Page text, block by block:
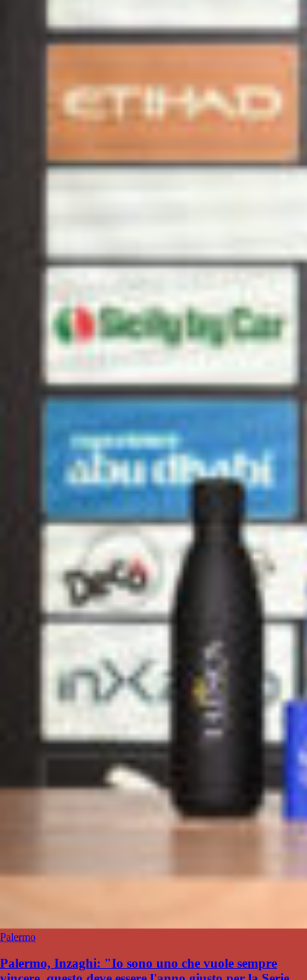
Palermo
Palermo, Inzaghi: "Io sono uno che vuole sempre